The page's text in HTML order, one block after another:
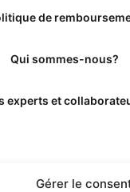
Gérer le
de
Qui sommes-nous?
experts et